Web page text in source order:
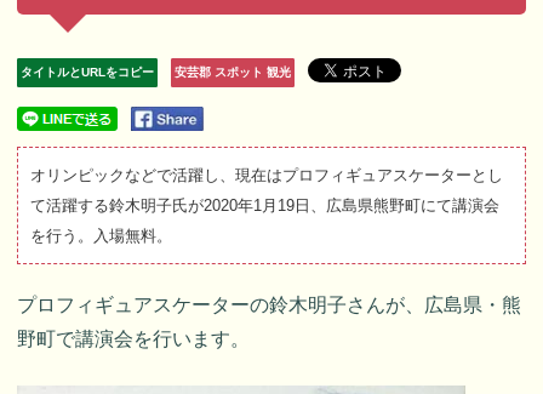
タイトルとURLをコピー 安芸郡 スポット 観光
オリンピックなどで活躍し、現在はプロフィギュアスケーターとし
て活躍する鈴木明子氏が2020年1月19日、広島県熊野町にて講演会
を行う。入場無料。
プロフィギュアスケーターの鈴木明子さんが、広島県・熊
野町で講演会を行います。